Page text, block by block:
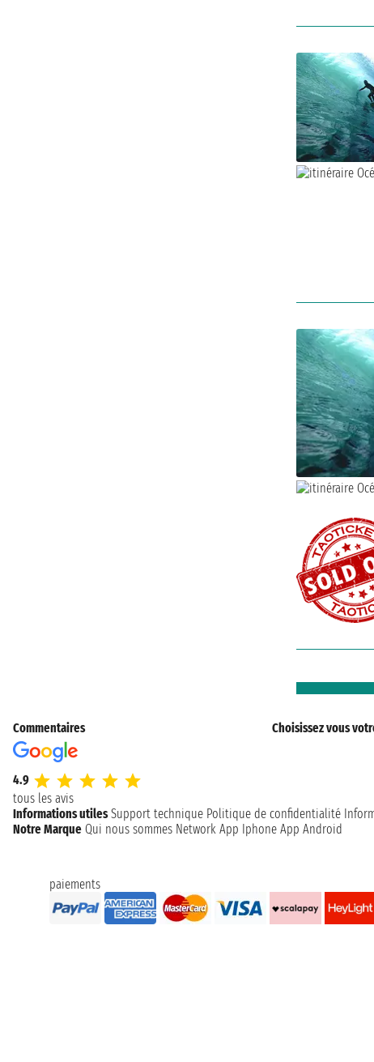
Commentaires
4.9
tous les avis
Choisissez vous
Informations utiles Support technique Politique de confidentialité
Notre Marque Qui nous sommes Network App Iphone App Android
paiements